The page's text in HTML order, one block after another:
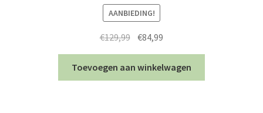
AANBIEDING!
€129,99 Oorspronkelijke
prijs
was:
€129,99.
€84,99
prijs
is:
€84,99.
Toevoegen aan winkelwagen